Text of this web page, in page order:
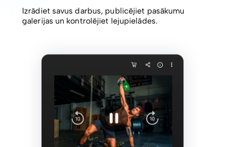
Izrādiet savus darbus, publicējiet pasākumu
galerijas un kontrolējiet lejupielādes.